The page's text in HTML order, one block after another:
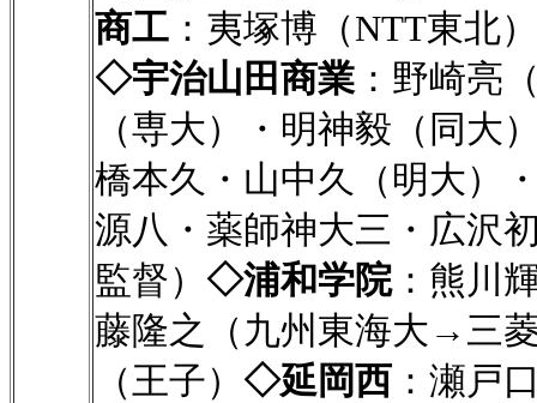
商工 ：夷塚博（NTT東北）
◇宇治山田商業 ：野崎亮
（専大）・明神毅（同大
橋本久・山中久（明大）
源八・薬師神大三・広沢
監督） ◇浦和学院：熊川
藤隆之（九州東海大→三
（王子） ◇延岡西 ：瀬戸